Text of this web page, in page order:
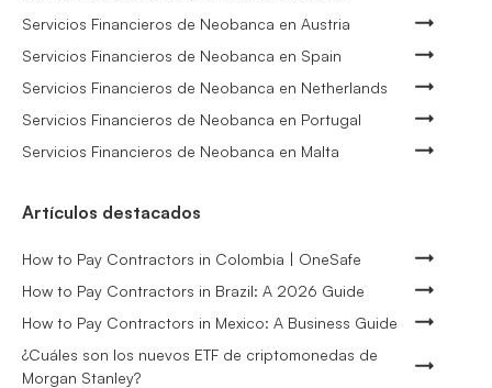
Servicios Financieros de Neobanca en Austria
Servicios Financieros de Neobanca en Spain
Servicios Financieros de Neobanca en Netherlands
Servicios Financieros de Neobanca en Portugal
Servicios Financieros de Neobanca en Malta
Artículos destacados
How to Pay Contractors in Colombia | OneSafe
How to Pay Contractors in Brazil: A 2026 Guide
How to Pay Contractors in Mexico: A Business Guide
¿Cuáles son los nuevos ETF de criptomonedas de
Morgan Stanley?